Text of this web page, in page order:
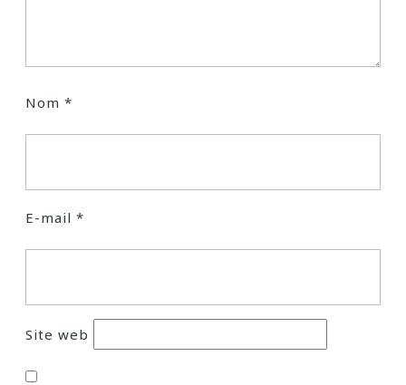
Nom *
E-mail *
Site web